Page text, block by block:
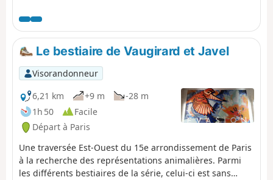
Montparnasse jusqu'à Massy. Les étapes suivantes
prolongent la coulée dans la vallée de l'Yvette et sur le
plateau de Saclay.
Le bestiaire de Vaugirard et Javel
Visorandonneur
6,21 km
+9 m
-28 m
1h 50
Facile
Départ à Paris
Une traversée Est-Ouest du 15e arrondissement de Paris
à la recherche des représentations animalières. Parmi
les différents bestiaires de la série, celui-ci est sans